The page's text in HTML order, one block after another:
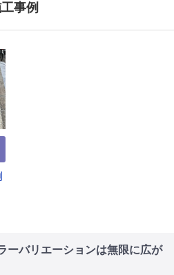
事例
ーバリエーションは無限に広が